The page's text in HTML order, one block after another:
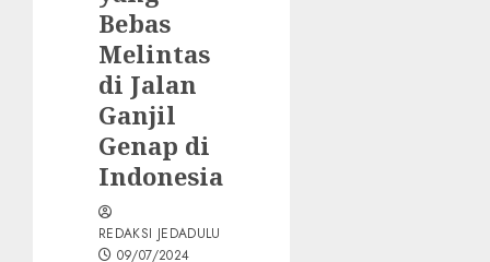
Bebas
Melintas
di Jalan
Ganjil
Genap di
Indonesia
REDAKSI JEDADULU
09/07/2024